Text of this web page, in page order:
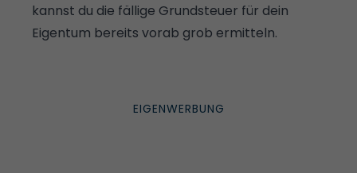
kannst du die fällige Grundsteuer für dein
Eigentum bereits vorab grob ermitteln.